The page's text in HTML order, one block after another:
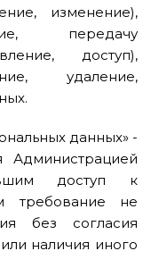
изменение),
передачу
доступ),
удаление,
данных» -
Администрацией
доступ к
требование не
без согласия
наличия иного